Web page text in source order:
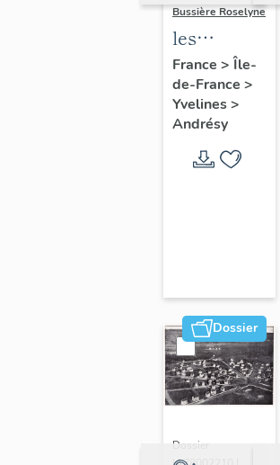
Bussière Roselyne
les
immeubles,
maisons et
fermes du
canton
d'Andrésy
France > Île-
de-France >
Yvelines>
Andrésy
Dossier
Dossier